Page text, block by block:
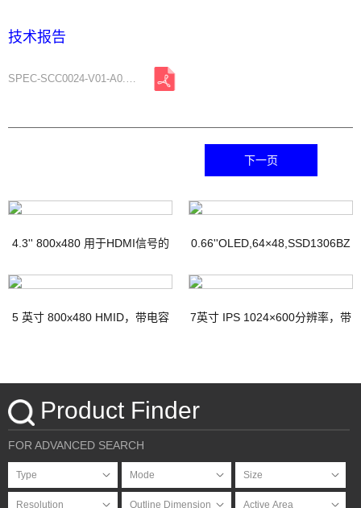
技术报告
SPEC-SCC0024-V01-A0.pdf
下一页
4.3'' 800x480 用于HDMI信号的
TFT显示器，带PCAP
0.66''OLED,64×48,SSD1306BZ
IC
5 英寸 800x480 HMID，带电容 7英寸 IPS 1024×600分辨率，带
USB接口
Product Finder
FOR ADVANCED SEARCH